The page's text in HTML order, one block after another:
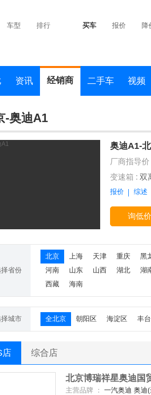
车型 排行 买车 报价 降
资讯 经销商 二手车 视频
-奥迪A1
奥迪A1-
厂商指导价
变速箱 : 双
报价 综述
询低价
省份
北京 上海 天津 重庆 黑
河南
山东 山西 湖北 湖
西藏
海南
城市 全北京 朝阳区 海淀区 丰
店 综合店
北京博瑞祥星奥迪国
主营品牌 ： 一汽奥迪 奥迪